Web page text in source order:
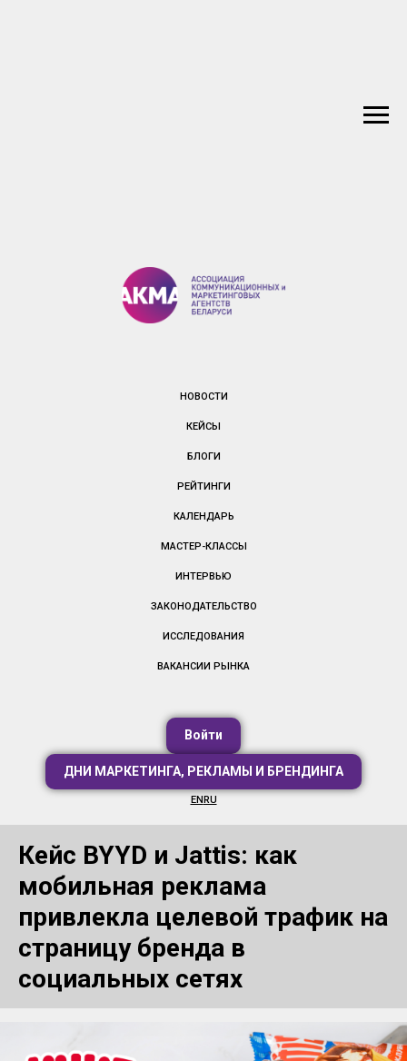
НОВОСТИ
КЕЙСЫ
БЛОГИ
РЕЙТИНГИ
КАЛЕНДАРЬ
МАСТЕР-КЛАССЫ
ИНТЕРВЬЮ
ЗАКОНОДАТЕЛЬСТВО
ИССЛЕДОВАНИЯ
ВАКАНСИИ РЫНКА
Войти
ДНИ МАРКЕТИНГА, РЕКЛАМЫ И БРЕНДИНГА
ENRU
Кейс BYYD и Jattis: как
мобильная реклама
привлекла целевой трафик на
страницу бренда в
социальных сетях